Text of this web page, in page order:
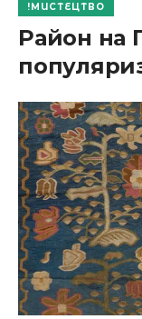
МИСТЕЦТВО
Район на